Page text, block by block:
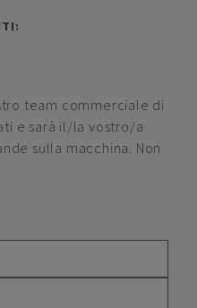
team commerciale di
e sarà il/la vostro/a
sulla macchina. Non